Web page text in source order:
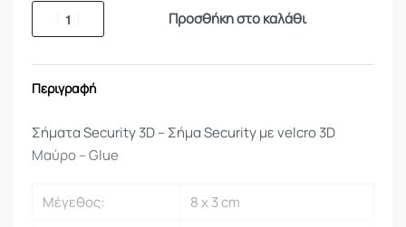
Προσθήκη στο καλάθι
Περιγραφή
Σήματα Security 3D – Σήμα Security με velcro 3D
Μαύρο – Glue
Μέγεθος:
8 x 3 cm